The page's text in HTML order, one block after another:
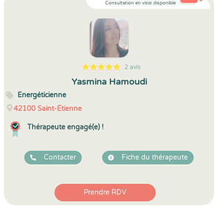
Consultation en visio disponible
5
1
5
2 2 avis
Yasmina Hamoudi
Energéticienne
42100 Saint-Étienne
Thérapeute engagé(e) !
Contacter Fiche du thérapeute
Prendre RDV